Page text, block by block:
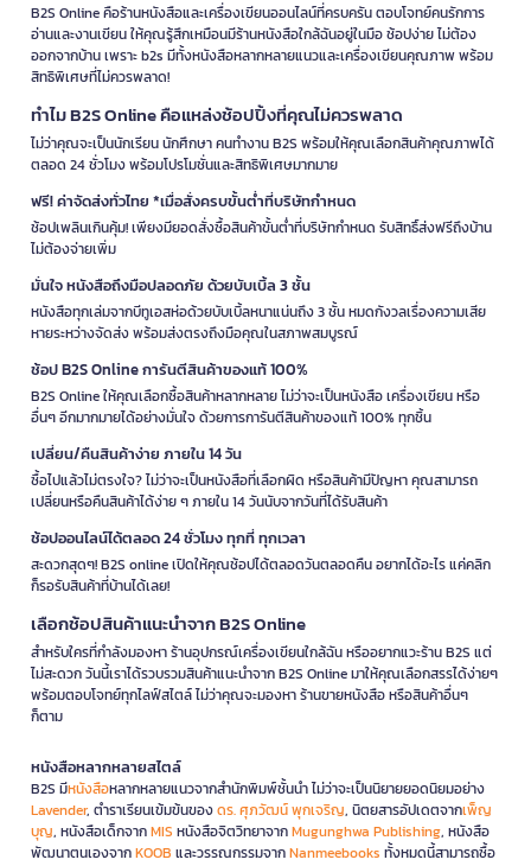
B2S Online คือร้านหนังสือและเครื่องเขียนออนไลน์ที่ครบครัน ตอบโจทย์คนรักการ
อ่านและงานเขียน ให้คุณรู้สึกเหมือนมีร้านหนังสือใกล้ฉันอยู่ในมือ ช้อปง่าย ไม่ต้อง
ออกจากบ้าน เพราะ b2s มีทั้งหนังสือหลากหลายแนวและเครื่องเขียนคุณภาพ พร้อม
สิทธิพิเศษที่ไม่ควรพลาด!
ทำไม B2S Online คือแหล่งช้อปปิ้งที่คุณไม่ควรพลาด
ไม่ว่าคุณจะเป็นนักเรียน นักศึกษา คนทำงาน B2S พร้อมให้คุณเลือกสินค้าคุณภาพได้
ตลอด 24 ชั่วโมง พร้อมโปรโมชั่นและสิทธิพิเศษมากมาย
ฟรี! ค่าจัดส่งทั่วไทย *เมื่อสั่งครบขั้นต่ำที่บริษัทกำหนด
ช้อปเพลินเกินคุ้ม! เพียงมียอดสั่งซื้อสินค้าขั้นต่ำที่บริษัทกำหนด รับสิทธิ์ส่งฟรีถึงบ้าน
ไม่ต้องจ่ายเพิ่ม
มั่นใจ หนังสือถึงมือปลอดภัย ด้วยบับเบิ้ล 3 ชั้น
หนังสือทุกเล่มจากบีทูเอสห่อด้วยบับเบิ้ลหนาแน่นถึง 3 ชั้น หมดกังวลเรื่องความเสีย
หายระหว่างจัดส่ง พร้อมส่งตรงถึงมือคุณในสภาพสมบูรณ์
ช้อป B2S Online การันตีสินค้าของแท้ 100%
B2S Online ให้คุณเลือกซื้อสินค้าหลากหลาย ไม่ว่าจะเป็นหนังสือ เครื่องเขียน หรือ
อื่นๆ อีกมากมายได้อย่างมั่นใจ ด้วยการการันตีสินค้าของแท้ 100% ทุกชิ้น
เปลี่ยน/คืนสินค้าง่าย ภายใน 14 วัน
ซื้อไปแล้วไม่ตรงใจ? ไม่ว่าจะเป็นหนังสือที่เลือกผิด หรือสินค้ามีปัญหา คุณสามารถ
เปลี่ยนหรือคืนสินค้าได้ง่าย ๆ ภายใน 14 วันนับจากวันที่ได้รับสินค้า
ช้อปออนไลน์ได้ตลอด 24 ชั่วโมง ทุกที่ ทุกเวลา
สะดวกสุดๆ! B2S online เปิดให้คุณช้อปได้ตลอดวันตลอดคืน อยากได้อะไร แค่คลิก
ก็รอรับสินค้าที่บ้านได้เลย!
เลือกช้อปสินค้าแนะนำจาก B2S Online
สำหรับใครที่กำลังมองหา ร้านอุปกรณ์เครื่องเขียนใกล้ฉัน หรืออยากแวะร้าน B2S แต่
ไม่สะดวก วันนี้เราได้รวบรวมสินค้าแนะนำจาก B2S Online มาให้คุณเลือกสรรได้ง่ายๆ
พร้อมตอบโจทย์ทุกไลฟ์สไตล์ ไม่ว่าคุณจะมองหา ร้านขายหนังสือ หรือสินค้าอื่นๆ
ก็ตาม
หนังสือหลากหลายสไตล์
B2S มีหนังสือหลากหลายแนวจากสำนักพิมพ์ชั้นนำ ไม่ว่าจะเป็นนิยายยอดนิยมอย่าง
Lavender, ตำราเรียนเข้มข้นของดร. ศุภวัฒน์ พุกเจริญ, นิตยสารอัปเดตจากเพ็ญ
บุญ, หนังสือเด็กจากMIS หนังสือจิตวิทยาจากMugunghwa Publishing, หนังสือ
พัฒนาตนเองจากKOOB และวรรณกรรมจากNanmeebooks ทั้งหมดนี้สามารถซื้อ